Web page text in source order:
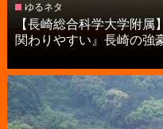
ゆるネタ
【長崎総合科学大学附
関わりやすい』長崎の強